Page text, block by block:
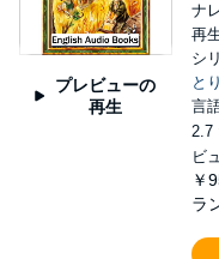
プレビューの
再生
ナ
再
シ
と
言
2.7
ビ
￥
ラ